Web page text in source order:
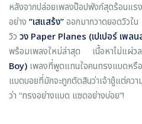
หลังจากปล่อยเพลงป๊อปพังก์สุดร้อนแร
อย่าง “เสแสร้ง”ออกมากวาดยอดวิวใ
วิว วง Paper Planes (เปเปอร์ เพลน
พร้อมเพลงใหม่ล่าสุด เนื้อหาไม่แผ่วล
Boy) เพลงที่พูดแทนใจคนทรงแบดห
แบดบอยที่มักจะถูกตัดสินว่าเจ้าชู้แต่คว
ว่า “ทรงอย่างแบด แซดอย่างบ่อย”!